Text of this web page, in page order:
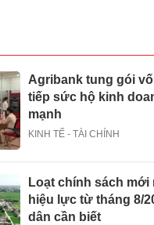
Agribank tung gói
tiếp sức hộ kinh
mạnh
KINH TẾ - TÀI CHÍNH
Loạt chính sách mới
hiệu lực từ tháng 8/
dân cần biết